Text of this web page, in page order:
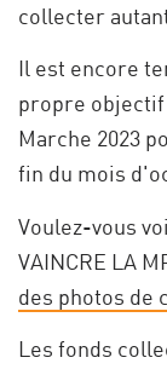
collecter
Il est encore
propre objectif
Marche 2023
fin du mois
Voulez-vous
VAINCRE LA
des photos de
Les fonds